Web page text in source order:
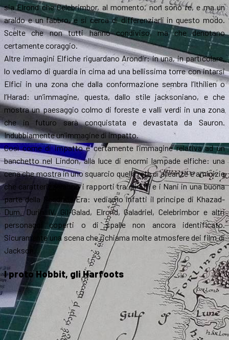
sia Elrond che Celebrimbor, al momento, non sono re, e ma un
araldo e un fabbro, e si cerca di differenziarli in questo modo.
Scelte che non tutti hanno condiviso, ma che denotano
certamente coraggio.
Altre immagini Elfiche riguardano Arondir: in una, in particolare,
lo vediamo di guardia in cima ad una bellissima torre con intarsi
Elfici in una zona che dalla conformazione sembra l’Ithilien o
l’Harad: un’immagine, questa, dallo stile jacksoniano, e che
mostra un paesaggio colmo di foreste e valli verdi in una zona
che in futuro sarà conquistata e devastata da Sauron.
Indubbiamente un’immagine di impatto.
Così come di impatto è certamente l’immagine relativa ad un
banchetto nel Lindon, alla luce di enormi lampade elfiche: una
cena che mostra in uno squarcio quella rete di alleanze e amicizie
che caratterizzeranno i rapporti tra gli Elfi e i Nani in una buona
parte della Seconda Era: vediamo infatti il principe di Khazad-
Dum, Durin IV, Gil-Galad, Elrond, Galadriel, Celebrimbor e altri
personaggi coperti o di spalle non ancora identificato.
Sicuramente una scena che richiama molte atmosfere dei film di
Jackson.
I proto Hobbit, gli Harfoots